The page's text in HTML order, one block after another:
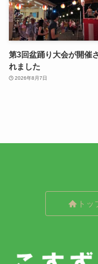
第3回盆踊り大会が開催
れました
2026年8月7日
ト